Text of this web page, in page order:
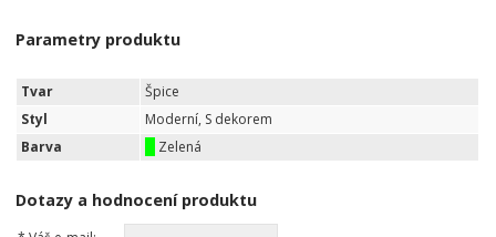
Parametry produktu
Tvar
Špice
Styl
Moderní, S dekorem
Barva
Zelená
Dotazy a hodnocení produktu